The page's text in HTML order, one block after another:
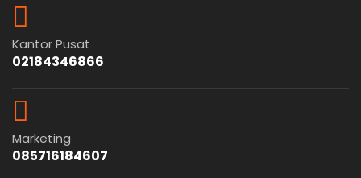
Kantor Pusat
02184346866
Marketing
085716184607